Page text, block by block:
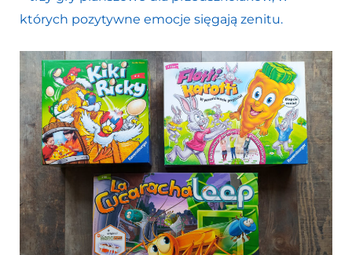
których pozytywne emocje sięgają zenitu.